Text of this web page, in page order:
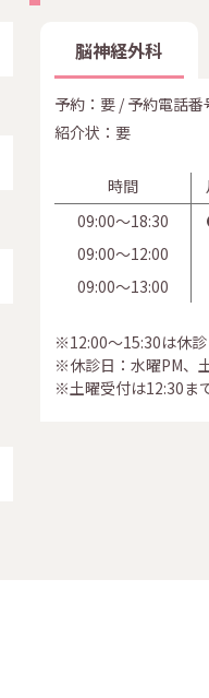
脳神経外科
予約：要 / 予約電話番
紹介状：要
時間
09:00〜18:30
09:00〜12:00
09:00〜13:00
※12:00～15:30は休診
※休診日：水曜PM、
※土曜受付は12:30ま